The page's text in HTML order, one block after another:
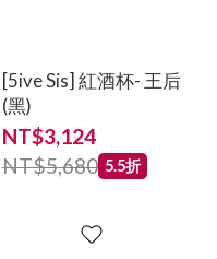
[5ive Sis] 紅酒杯- 王后
(黑)
NT$3,124
NT$5,680 5.5折